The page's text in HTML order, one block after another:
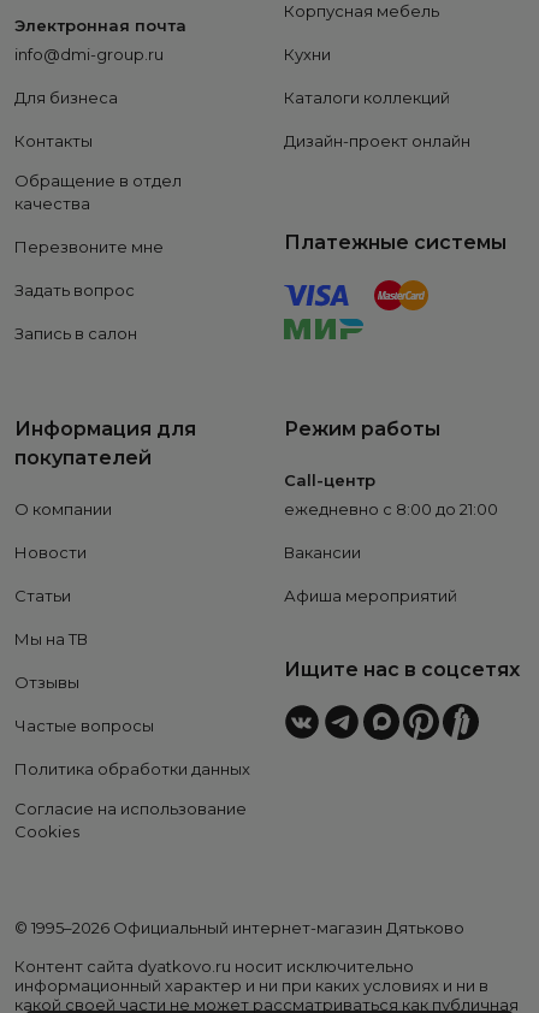
Электронная почта
info@dmi-group.ru
Для бизнеса
Контакты
Обращение в отдел
качества
Перезвоните мне
Задать вопрос
Запись в салон
Корпусная мебель
Кухни
Каталоги коллекций
Дизайн-проект онлайн
Платежные системы
Информация для
покупателей
О компании
Новости
Статьи
Мы на ТВ
Отзывы
Частые вопросы
Политика обработки данных
Согласие на использование
Cookies
Режим работы
Call-центр
ежедневно с 8:00 до 21:00
Вакансии
Афиша мероприятий
Ищите нас в соцсетях
© 1995–2026 Официальный интернет-магазин Дятьково
Контент сайта dyatkovo.ru носит исключительно
информационный характер и ни при каких условиях и ни в
какой своей части не может рассматриваться как публичная